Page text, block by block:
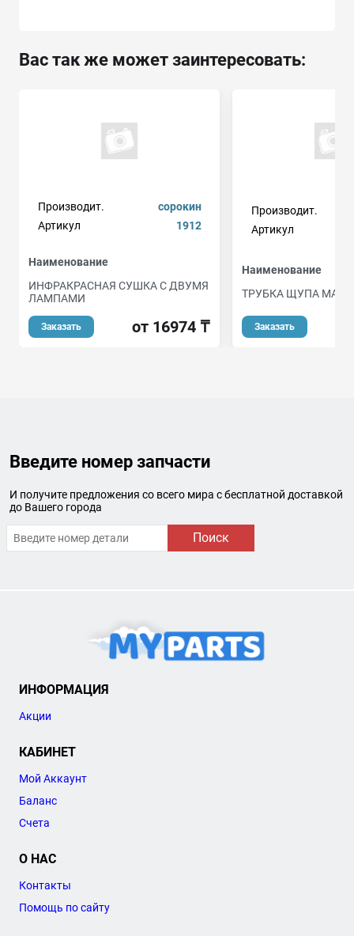
Вас так же может заинтересовать:
Производит.
сорокин
Артикул
1912
Наименование
ИНФРАКРАСНАЯ СУШКА С ДВУМЯ
ЛАМПАМИ
Заказать от 16974 ₸
Производит.
Артикул
Наименование
ТРУБКА ЩУПА
Заказать
Введите номер запчасти
И получите предложения со всего мира с бесплатной доставкой
до Вашего города
Поиск
ИНФОРМАЦИЯ
Акции
КАБИНЕТ
Мой Аккаунт
Баланс
Счета
О НАС
Контакты
Помощь по сайту